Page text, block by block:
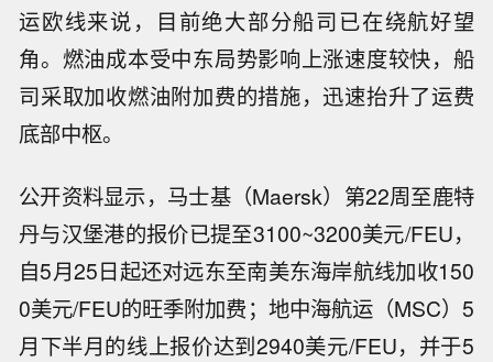
运欧线来说，目前绝大部分船司已在绕航好望
角。燃油成本受中东局势影响上涨速度较快，船
司采取加收燃油附加费的措施，迅速抬升了运费
底部中枢。
公开资料显示，马士基（Maersk）第22周至鹿特
丹与汉堡港的报价已提至3100~3200美元/FEU，
自5月25日起还对远东至南美东海岸航线加收150
0美元/FEU的旺季附加费；地中海航运（MSC）5
月下半月的线上报价达到2940美元/FEU，并于5